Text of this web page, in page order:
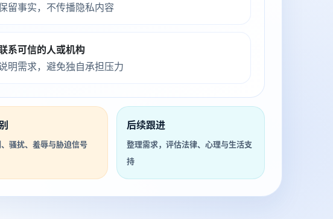
留事实，不传播隐私内容
系可信的人或机构
明需求，避免独自承担压力
骚扰、羞辱与胁迫信号
后续跟进
整理需求，评估法律、心理与生活支
持